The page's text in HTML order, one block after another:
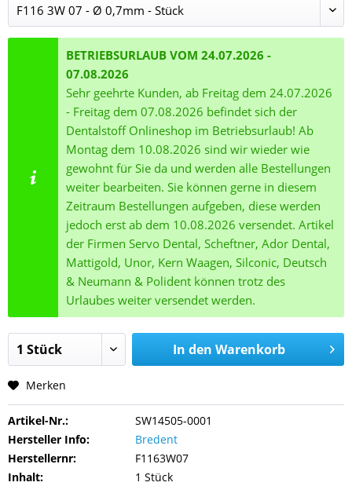
BETRIEBSURLAUB VOM 24.07.2026 -
07.08.2026
Sehr geehrte Kunden, ab Freitag dem 24.07.2026
- Freitag dem 07.08.2026 befindet sich der
Dentalstoff Onlineshop im Betriebsurlaub! Ab
Montag dem 10.08.2026 sind wir wieder wie
gewohnt für Sie da und werden alle Bestellungen
weiter bearbeiten. Sie können gerne in diesem
Zeitraum Bestellungen aufgeben, diese werden
jedoch erst ab dem 10.08.2026 versendet. Artikel
der Firmen Servo Dental, Scheftner, Ador Dental,
Mattigold, Unor, Kern Waagen, Silconic, Deutsch
& Neumann & Polident können trotz des
Urlaubes weiter versendet werden.
In den Warenkorb
Merken
Artikel-Nr.:
SW14505-0001
Hersteller Info:
Bredent
Herstellernr:
F1163W07
Inhalt:
1 Stück